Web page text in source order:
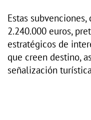
Estas
2.240.000 euros,
estratégicos de
que creen destino,
señalización